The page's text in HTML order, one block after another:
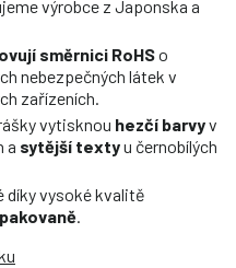
výrobce z Japonska a
směrnici RoHSo
nebezpečných látek v
zařízeních.
vytisknou hezčí barvyv
a sytější textyu černobílých
díky vysoké kvalitě
.